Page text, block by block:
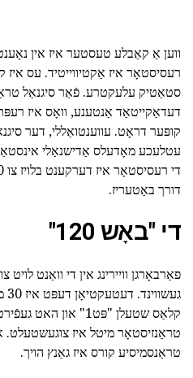
ווען אַ קאַבלע טעסטער איז אין
רעסיסטאָר איז אַקטיווייטיד. עס איז
סטאַטיק עלעקטרע. פֿאַר סיגנאַל
דעדאַקייטאַד אַנטענע, וואָס איז
קופּער דראָט. עווענטואַללי, דער
עטלעכע מאָדעלס אַדישנאַלי
דורך באַטעריז.
די "באָש 120"
פאַרבאָרגן וויירינג אין די וואַנט לויט
טראַנזיסטאָר מיטל איז צוגעשטעלט.
טראַנסמיסיע קורס איז גאַנץ הויך.